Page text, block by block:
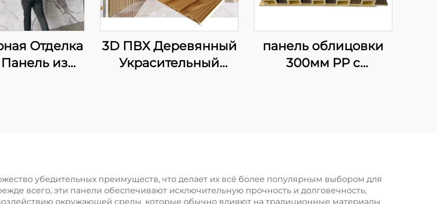
Отделка
из
3D ПВХ Деревянный
Украсительный
панель облицовки
300мм PP с
убедительных преимуществ, что делает их всё более популярным выбором для
всего, эти панели обеспечивают исключительную прочность и долговечность,
окружающей среды, которые обычно влияют на традиционные материалы